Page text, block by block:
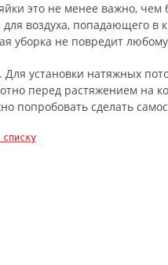
это не менее важно,
воздуха, попадающего
уборка не повредит
установки натяжных
перед растяжением на
попробовать сделать